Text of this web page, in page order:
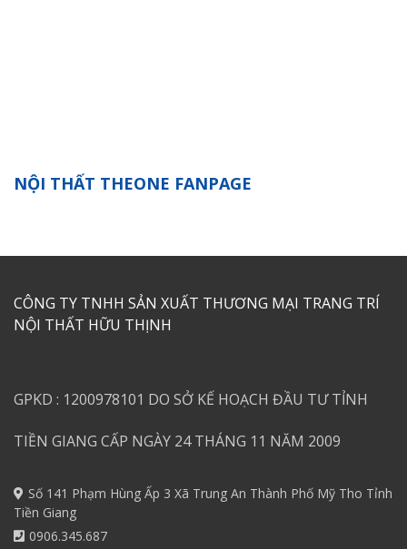
NỘI THẤT THEONE FANPAGE
CÔNG TY TNHH SẢN XUẤT THƯƠNG MẠI TRANG TRÍ
NỘI THẤT HỮU THỊNH
GPKD : 1200978101 DO SỞ KẾ HOẠCH ĐẦU TƯ TỈNH
TIỀN GIANG CẤP NGÀY 24 THÁNG 11 NĂM 2009
Số 141 Phạm Hùng Ấp 3 Xã Trung An Thành Phố Mỹ Tho Tỉnh
Tiền Giang
0906.345.687